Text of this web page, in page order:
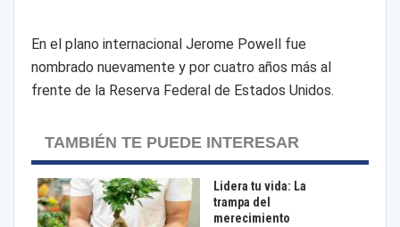
En el plano internacional Jerome Powell fue
nombrado nuevamente y por cuatro años más al
frente de la Reserva Federal de Estados Unidos.
TAMBIÉN TE PUEDE INTERESAR
Lidera tu vida: La
trampa del
merecimiento